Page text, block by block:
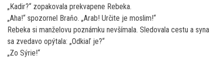
„Kadir?“ zopakovala prekvapene Rebeka.
„Aha!“ spozornel Braňo. „Arab! Určite je moslim!“
Rebeka si manželovu poznámku nevšímala. Sledovala cestu a syna
sa zvedavo opýtala: „Odkiaľ je?“
„Zo Sýrie!“